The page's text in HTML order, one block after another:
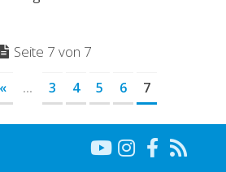
Seite 7 von 7
« ... 3 4 5 6 7